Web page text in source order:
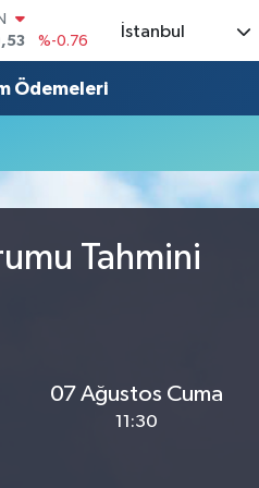
%-0.76
%0.17
%0.02
%64
İstanbul
Ödemeleri
Tahmini
07 Ağustos Cuma
11:30